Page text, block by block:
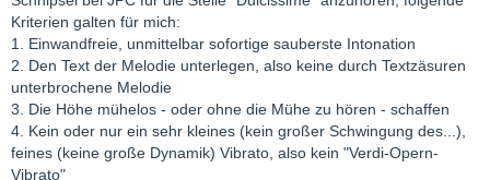
Kriterien galten für mich:
1. Einwandfreie, unmittelbar sofortige sauberste Intonation
2. Den Text der Melodie unterlegen, also keine durch Textzäsuren
unterbrochene Melodie
3. Die Höhe mühelos - oder ohne die Mühe zu hören - schaffen
4. Kein oder nur ein sehr kleines (kein großer Schwingung des...),
feines (keine große Dynamik) Vibrato, also kein "Verdi-Opern-
Vibrato"